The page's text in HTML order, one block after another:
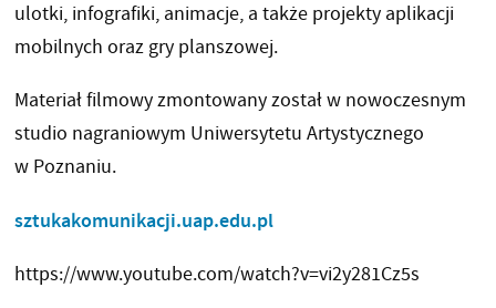
ulotki, infografiki, animacje, a także projekty aplikacji
mobilnych oraz gry planszowej.
Materiał filmowy zmontowany został w nowoczesnym
studio nagraniowym Uniwersytetu Artystycznego
w Poznaniu.
sztukakomunikacji.uap.edu.pl
https://www.youtube.com/watch?v=vi2y281Cz5s